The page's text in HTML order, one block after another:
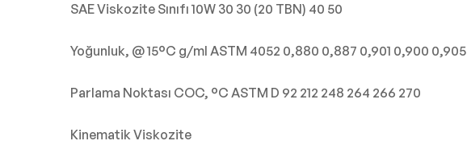
SAE Viskozite Sınıfı 10W 30 30 (20 TBN) 40 50
Yoğunluk, @ 15°C g/ml ASTM 4052 0,880 0,887 0,901 0,900 0,905
Parlama Noktası COC, °C ASTM D 92 212 248 264 266 270
Kinematik Viskozite